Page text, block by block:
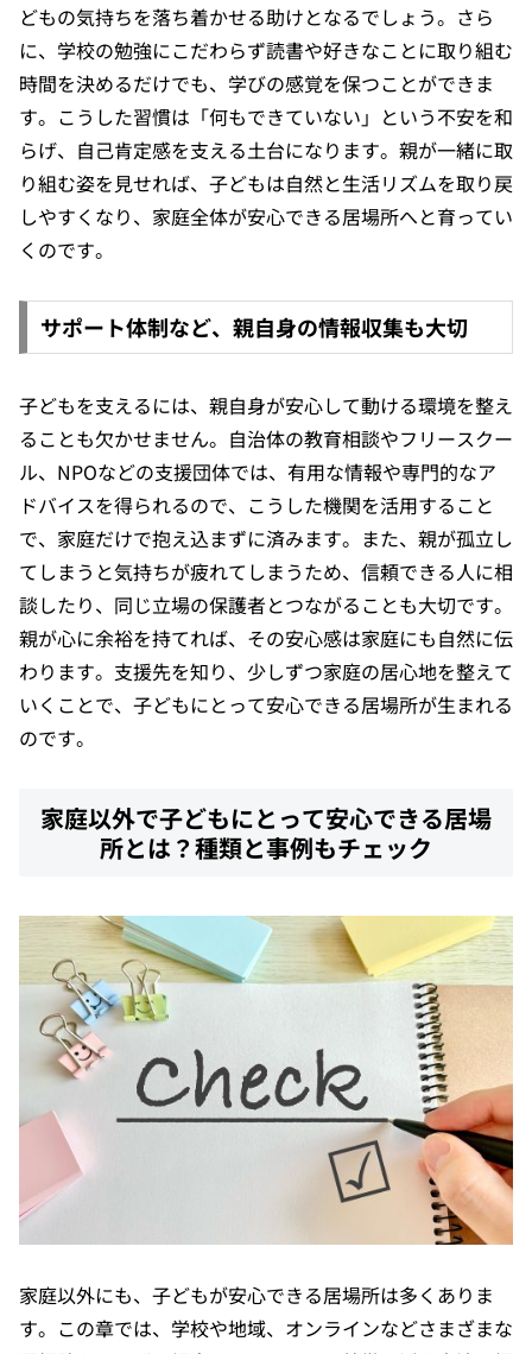
どもの気持ちを落ち着かせる助けとなるでしょう。さら
に、学校の勉強にこだわらず読書や好きなことに取り組む
時間を決めるだけでも、学びの感覚を保つことができま
す。こうした習慣は「何もできていない」という不安を和
らげ、自己肯定感を支える土台になります。親が一緒に取
り組む姿を見せれば、子どもは自然と生活リズムを取り戻
しやすくなり、家庭全体が安心できる居場所へと育ってい
くのです。
サポート体制など、親自身の情報収集も大切
子どもを支えるには、親自身が安心して動ける環境を整え
ることも欠かせません。自治体の教育相談やフリースクー
ル、NPOなどの支援団体では、有用な情報や専門的なア
ドバイスを得られるので、こうした機関を活用すること
で、家庭だけで抱え込まずに済みます。また、親が孤立し
てしまうと気持ちが疲れてしまうため、信頼できる人に相
談したり、同じ立場の保護者とつながることも大切です。
親が心に余裕を持てれば、その安心感は家庭にも自然に伝
わります。支援先を知り、少しずつ家庭の居心地を整えて
いくことで、子どもにとって安心できる居場所が生まれる
のです。
家庭以外で子どもにとって安心できる居場
所とは？種類と事例もチェック
家庭以外にも、子どもが安心できる居場所は多くありま
す。この章では、学校や地域、オンラインなどさまざまな